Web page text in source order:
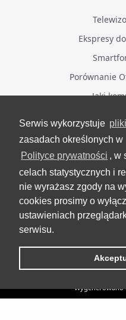
Serwis wykorzystuje
zasadach określonych w
Polityce prywatności , w
celach statystycznych i
nie wyrażasz zgody na
cookies prosimy o
ustawieniach
serwisu.
Ekspresy
Porównanie
Jaki
BĄDŹ
Grupa
VideoTesty.pl
Wygenerowano